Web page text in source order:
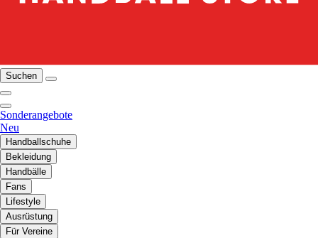
Suchen
Sonderangebote
Neu
Handballschuhe
Bekleidung
Handbälle
Fans
Lifestyle
Ausrüstung
Für Vereine